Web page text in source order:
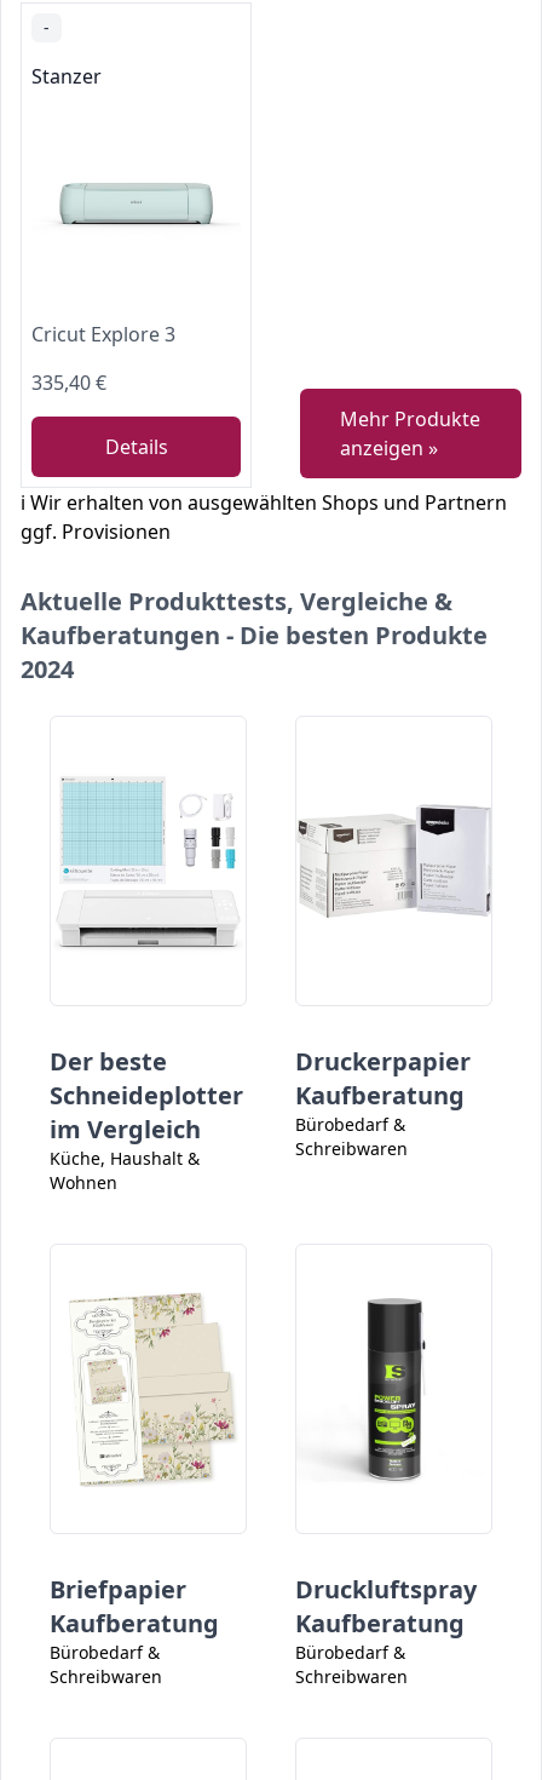
-
Stanzer
Cricut Explore 3
335,40 €
Details
Mehr Produkte
anzeigen »
ℹ️ Wir erhalten von ausgewählten Shops und Partnern
ggf. Provisionen
Aktuelle Produkttests, Vergleiche &
Kaufberatungen - Die besten Produkte
2024
Der beste
Schneideplotter
im Vergleich
Küche, Haushalt &
Wohnen
Druckerpapier
Kaufberatung
Bürobedarf &
Schreibwaren
Briefpapier
Kaufberatung
Bürobedarf &
Schreibwaren
Druckluftspray
Kaufberatung
Bürobedarf &
Schreibwaren